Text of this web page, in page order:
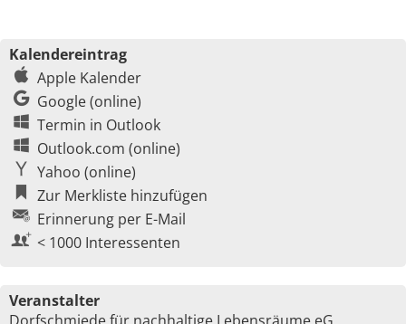
Kalendereintrag
Apple Kalender
Google (online)
Termin in Outlook
Outlook.com (online)
Yahoo (online)
Zur Merkliste hinzufügen
Erinnerung per E-Mail
< 1000 Interessenten
Veranstalter